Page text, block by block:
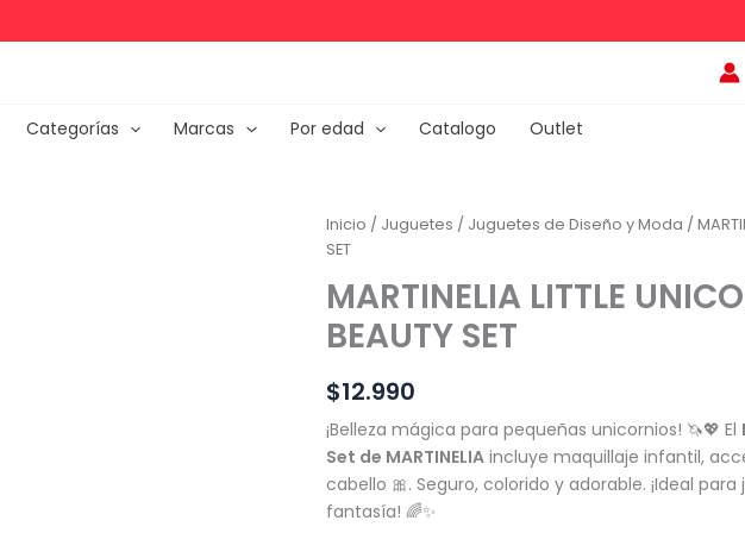
Categorías Marcas Por edad Catalogo Outlet
Inicio / Juguetes / Juguetes de Diseño y Moda /
SET
MARTINELIA LITTLE
BEAUTY SET
$12.990
¡Belleza mágica para pequeñas unicornios! 🦄💖 El
Set de MARTINELIA incluye maquillaje infantil,
cabello 🎀. Seguro, colorido y adorable. ¡Ideal
fantasía! 🌈✨